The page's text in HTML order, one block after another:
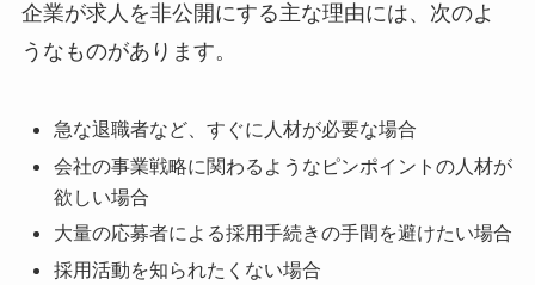
企業が求人を非公開にする主な理由には、次のよ
うなものがあります。
急な退職者など、すぐに人材が必要な場合
会社の事業戦略に関わるようなピンポイントの人材が
欲しい場合
大量の応募者による採用手続きの手間を避けたい場合
採用活動を知られたくない場合